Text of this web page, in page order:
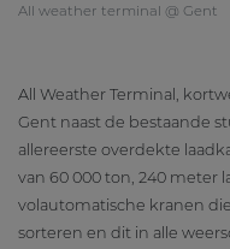
All weather terminal @ Gent
All Weather Terminal,
Gent naast de bestaande
allereerste overdekte
van 60 000 ton, 240 meter
volautomatische kranen
sorteren en dit in alle